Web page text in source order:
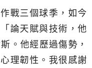
戰三個球季，如今
論天賦與技術，他
。他經歷過傷勢，
理韌性。我很感謝